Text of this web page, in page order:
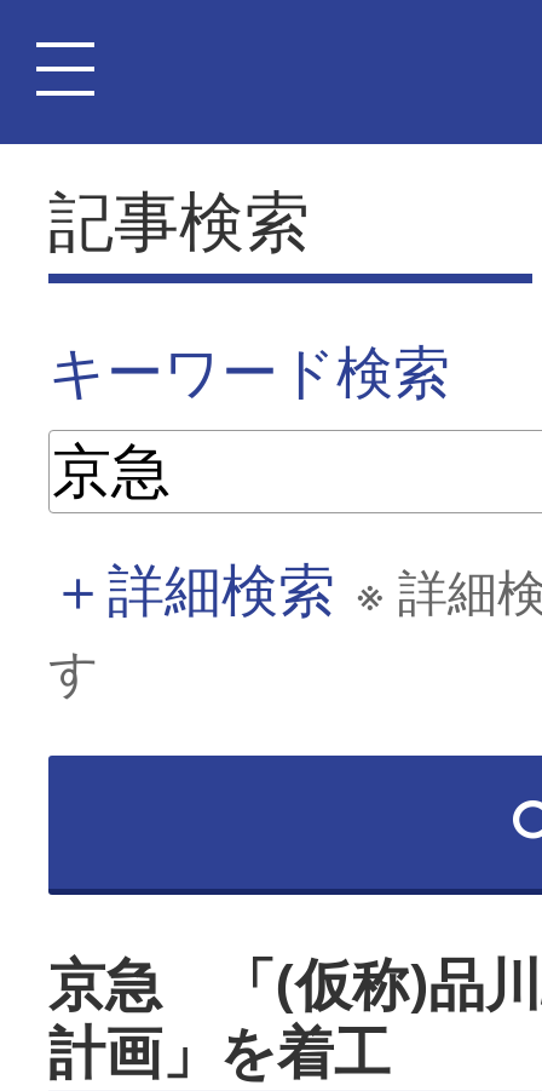
記事検索
キーワード検索
＋詳細検索 ※ 詳細
す
京急 「(仮称)品
計画」を着工